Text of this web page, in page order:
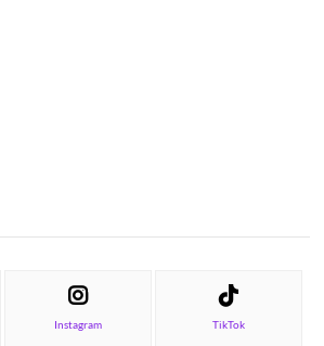
Instagram TikTok